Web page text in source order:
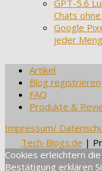
GPT-5.6
Chats
Google
jeder
Artikel
Blog registrieren
FAQ
Produkte &
Impressum/
Tech-Blogs.de |
Cookies erleichtern
Bestätigung erklären